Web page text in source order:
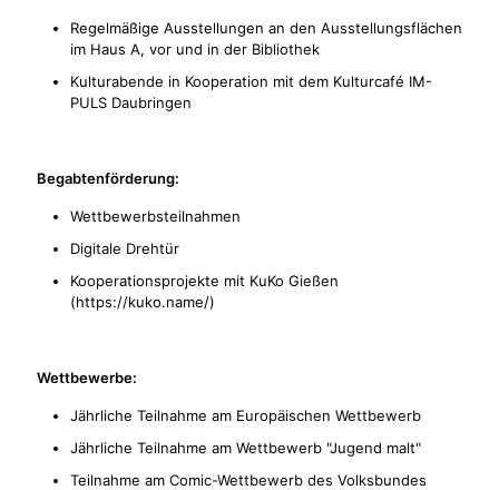
Regelmäßige Ausstellungen an den Ausstellungsflächen
im Haus A, vor und in der Bibliothek
Kulturabende in Kooperation mit dem Kulturcafé IM-
PULS Daubringen
Begabtenförderung:
Wettbewerbsteilnahmen
Digitale Drehtür
Kooperationsprojekte mit KuKo Gießen
(https://kuko.name/)
Wettbewerbe:
Jährliche Teilnahme am Europäischen Wettbewerb
Jährliche Teilnahme am Wettbewerb "Jugend malt"
Teilnahme am Comic-Wettbewerb des Volksbundes